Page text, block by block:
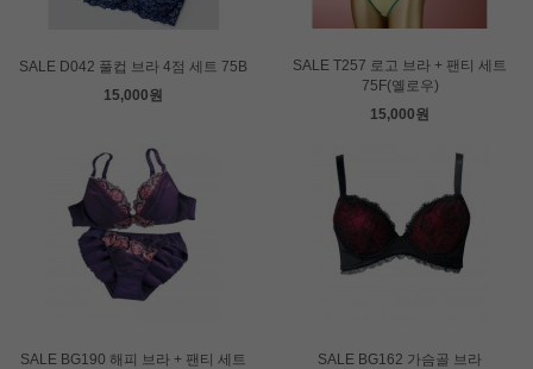
SALE D042 풀컵 브라 4점 세트 75B
15,000원
SALE T257 로고 브라 + 팬티 세트
75F(옐로우)
15,000원
SALE BG190 해피 브라 + 팬티 세트
SALE BG162 가슴골 브라